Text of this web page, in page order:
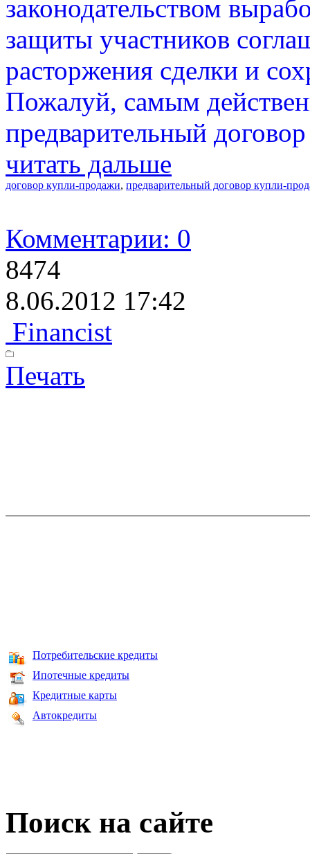
законодательством
защиты участников
расторжения сделки и
Пожалуй, самым
предварительный
читать дальше
договор купли-продажи, предварительный договор купли-
Комментарии: 0
8474
8.06.2012 17:42
Financist
Печать
Потребительские кредиты
Ипотечные кредиты
Кредитные карты
Автокредиты
Поиск на сайте